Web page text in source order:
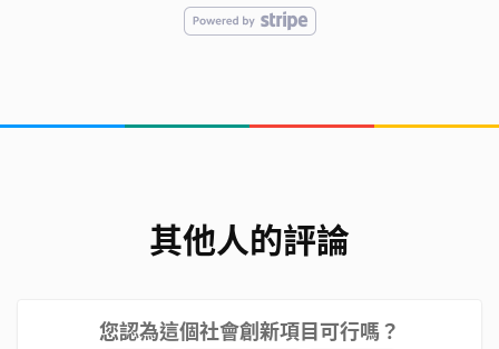
其他人的評論
您認為這個社會創新項目可行嗎？